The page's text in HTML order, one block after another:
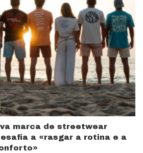
marca de streetwear
a «rasgar a rotina e a